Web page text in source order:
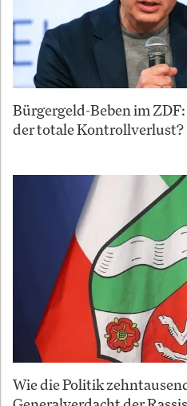
Bürgergeld-Beben im
der totale Kontrollverlust?
Wie die Politik